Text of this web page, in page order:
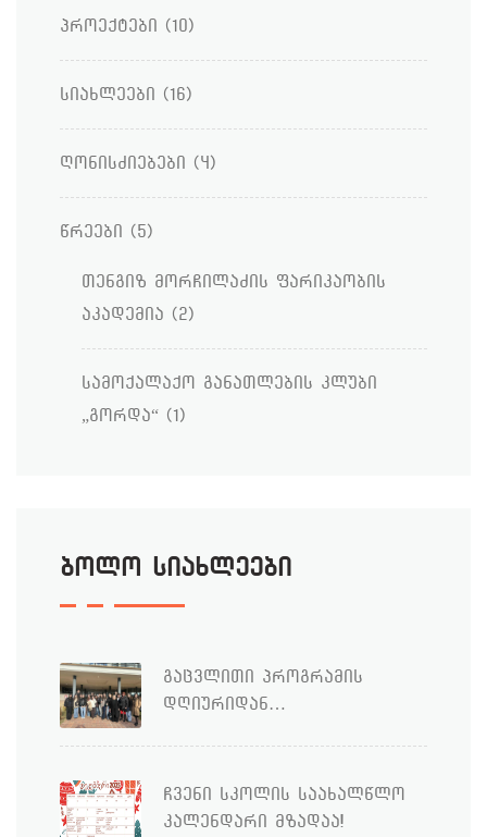
პროექტები (10)
სიახლეები (16)
ღონისძიებები (4)
წრეები (5)
თენგიზ მორჩილაძის ფარიკაობის
აკადემია (2)
სამოქალაქო განათლების კლუბი
„გორდა“ (1)
ბოლო სიახლეები
გაცვლითი პროგრამის
დღიურიდან…
ჩვენი სკოლის საახალწლო
კალენდარი მზადაა!